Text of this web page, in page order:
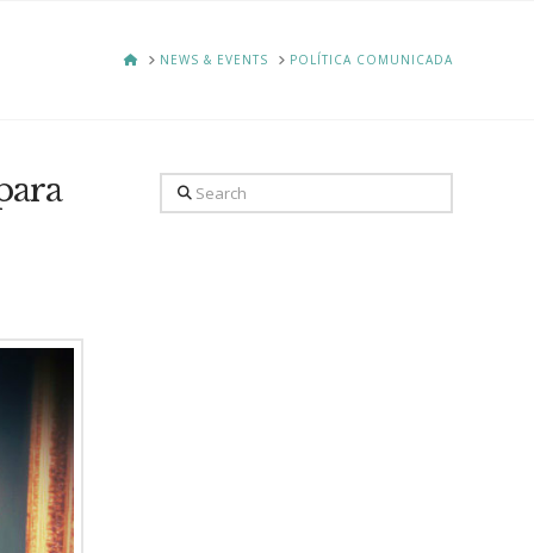
HOMENEWS & EVENTS POLÍTICA COMUNICADA
Search